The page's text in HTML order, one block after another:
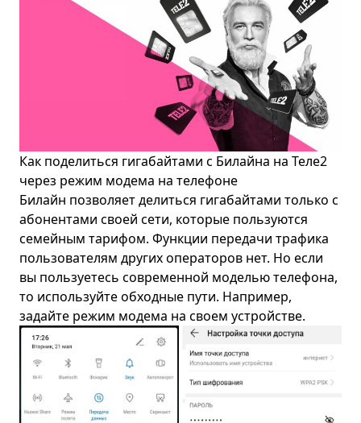
Как поделиться гигабайтами с Билайна на Теле2
через режим модема на телефоне
Билайн позволяет делиться гигабайтами только с
абонентами своей сети, которые пользуются
семейным тарифом. Функции передачи трафика
пользователям других операторов нет. Но если
вы пользуетесь современной моделью телефона,
то используйте обходные пути. Например,
задайте режим модема на своем устройстве.